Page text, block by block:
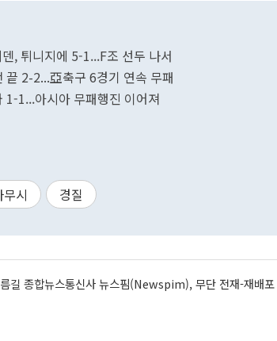
, 튀니지에 5-1...F조 선두 나서
2-2...亞축구 6경기 연속 무패
1...아시아 무패행진 이어져
시 경질
길 종합뉴스통신사 뉴스핌(Newspim), 무단 전재-재배